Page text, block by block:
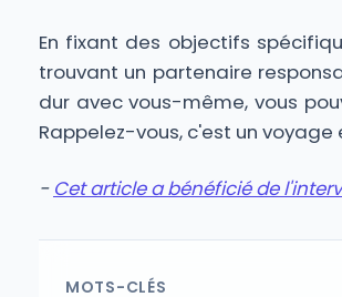
En fixant des objectifs
trouvant un partenaire
dur avec vous-même, vous
Rappelez-vous, c'est un
- Cet article a bénéficié de
MOTS-CLÉS